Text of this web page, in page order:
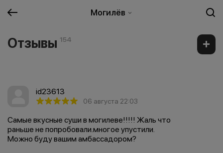
Могилёв
Отзывы 154
id23613
06 августа 22:03
Самые вкусные суши в могилеве!!!!! Жаль что
раньше не попробовали.многое упустили.
Можно буду вашим амбассадором?